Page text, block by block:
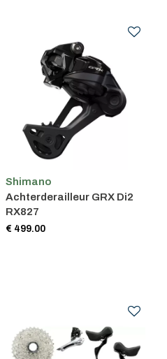
Shimano
Achterderailleur GRX Di2
RX827
€ 499.00